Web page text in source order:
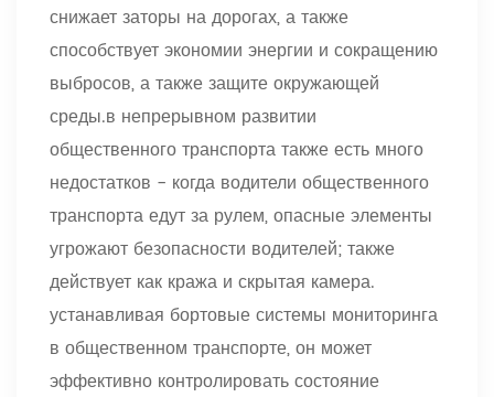
снижает заторы на дорогах, а также
способствует экономии энергии и сокращению
выбросов, а также защите окружающей
среды.в непрерывном развитии
общественного транспорта также есть много
недостатков - когда водители общественного
транспорта едут за рулем, опасные элементы
угрожают безопасности водителей; также
действует как кража и скрытая камера.
устанавливая бортовые системы мониторинга
в общественном транспорте, он может
эффективно контролировать состояние